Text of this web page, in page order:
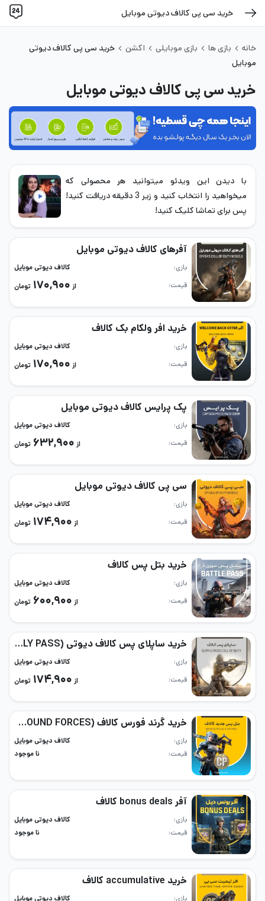
خرید سی پی کالاف دیوتی موبایل
خانه بازی ها بازی موبایلی اکشن
خرید سی پی کالاف دیوتی
موبایل
خرید سی پی کالاف دیوتی موبایل
با دیدن این ویدئو میتوانید هر محصولی که
میخواهید را انتخاب کنید و زیر 3 دقیقه دریافت کنید!
پس برای تماشا کلیک کنید!
آفرهای کالاف دیوتی موبایل
بازی
کالاف دیوتی موبایل
قیمت
از ۱۷۰,۹۰۰ تومان
خرید افر ولکام بک کالاف
بازی
کالاف دیوتی موبایل
قیمت
از ۱۷۰,۹۰۰ تومان
پک پرایس کالاف دیوتی موبایل
بازی
کالاف دیوتی موبایل
قیمت
از ۶۳۲,۹۰۰ تومان
سی پی کالاف دیوتی موبایل
بازی
کالاف دیوتی موبایل
قیمت
از ۱۷۴,۹۰۰ تومان
خرید بتل پس کالاف
بازی
کالاف دیوتی موبایل
قیمت
از ۶۰۰,۹۰۰ تومان
خرید ساپلای پس کالاف دیوتی (SUPPLY PASS)
بازی
کالاف دیوتی موبایل
قیمت
از ۱۷۴,۹۰۰ تومان
خرید گرند فورس کالاف (GROUND FORCES)
بازی
کالاف دیوتی موبایل
قیمت
نا موجود
آفر bonus deals کالاف
بازی
کالاف دیوتی موبایل
قیمت
نا موجود
خرید accumulative کالاف
بازی
کالاف دیوتی موبایل